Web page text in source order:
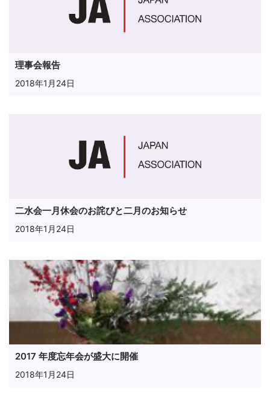
理事会報告
2018年1月24日
二水会一月休会のお詫びと二月のお知らせ
2018年1月24日
2017 年度忘年会が盛大に開催
2018年1月24日